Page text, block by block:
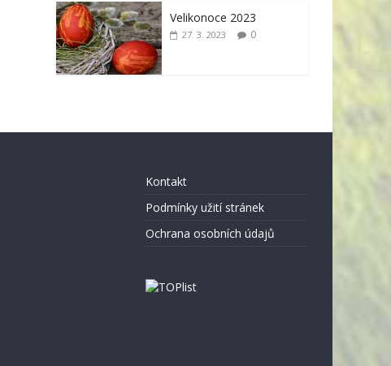
Velikonoce 2023
27. 3. 2023 0
Kontakt
Podmínky užití stránek
Ochrana osobních údajů